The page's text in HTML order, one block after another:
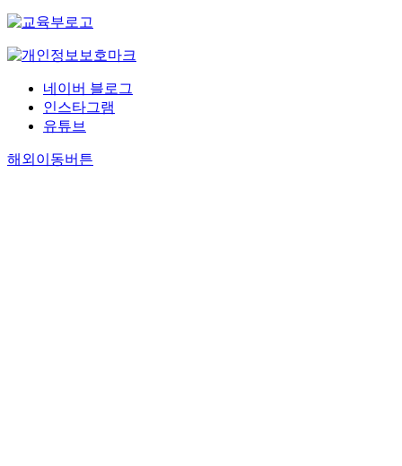
네이버 블로그
인스타그램
유튜브
해외이동버튼